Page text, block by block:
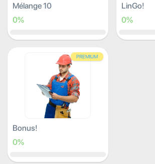
Mélange 10
0%
LinGo!
0%
PREMIUM
Bonus!
0%